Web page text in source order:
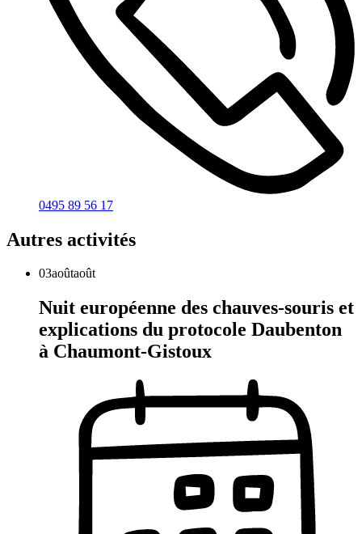
0495 89 56 17
Autres activités
03aoûtaoût
Nuit européenne des chauves-souris et
explications du protocole Daubenton
à Chaumont-Gistoux